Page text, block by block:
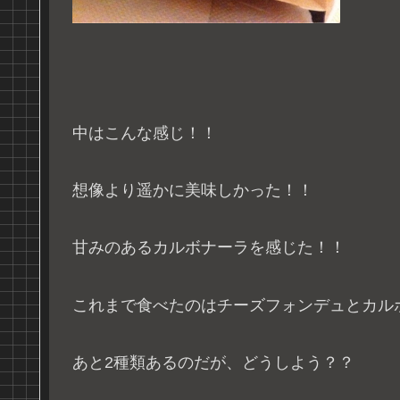
中はこんな感じ！！
想像より遥かに美味しかった！！
甘みのあるカルボナーラを感じた！！
これまで食べたのはチーズフォンデュとカル
あと2種類あるのだが、どうしよう？？